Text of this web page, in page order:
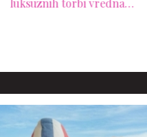
Monster kolekcija krije